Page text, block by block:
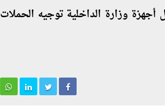
أجهزة وزارة الداخلية توجيه الحملات